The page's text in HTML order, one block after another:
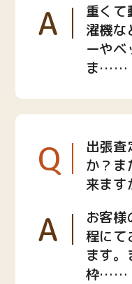
A
重くて
濯機な
ーや
ま……
Q
出張
か？ま
来ます
A
お客
程にて
ます
枠……